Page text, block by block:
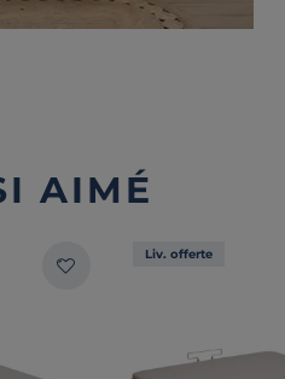
AIMÉ
Liv. offerte